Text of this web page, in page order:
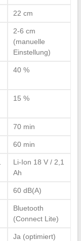
22 cm
2-6 cm
(manuelle
Einstellung)
40 %
15 %
70 min
60 min
Li-Ion 18 V / 2,1
Ah
60 dB(A)
Bluetooth
(Connect Lite)
Ja (optimiert)